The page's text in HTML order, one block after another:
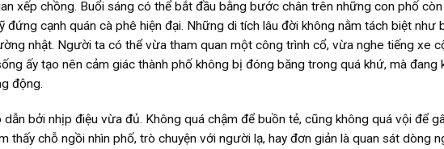
xếp chồng. Buổi sáng có thể bắt đầu bằng bước chân trên những con phố còn
cạnh quán cà phê hiện đại. Những di tích lâu đời không nằm tách biệt như
nhật. Người ta có thể vừa tham quan một công trình cổ, vừa nghe tiếng xe
ấy tạo nên cảm giác thành phố không bị đóng băng trong quá khứ, mà đang
động.
bởi nhịp điệu vừa đủ. Không quá chậm để buồn tẻ, cũng không quá vội để
thấy chỗ ngồi nhìn phố, trò chuyện với người lạ, hay đơn giản là quan sát dòng